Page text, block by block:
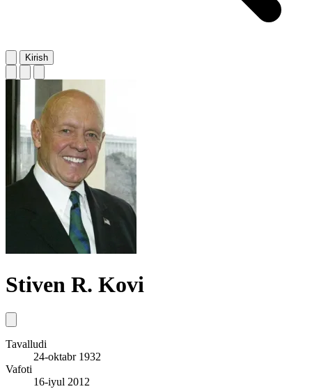
Kirish
Stiven R. Kovi
Tavalludi
24-oktabr 1932
Vafoti
16-iyul 2012